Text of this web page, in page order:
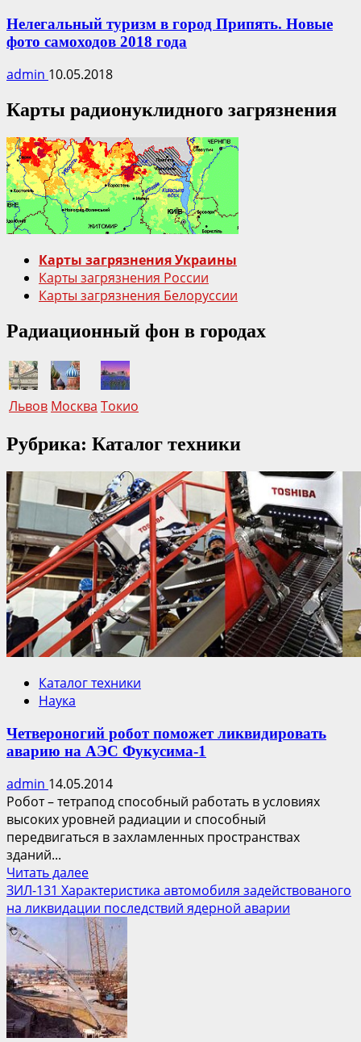
Нелегальный туризм в город Припять. Новые
фото самоходов 2018 года
admin 10.05.2018
Карты радионуклидного загрязнения
Карты загрязнения Украины
Карты загрязнения России
Карты загрязнения Белоруссии
Радиационный фон в городах
Львов Москва Токио
Рубрика: Каталог техники
Каталог техники
Наука
Четвероногий робот поможет ликвидировать
аварию на АЭС Фукусима-1
admin 14.05.2014
Робот – тетрапод способный работать в условиях
высоких уровней радиации и способный
передвигаться в захламленных пространствах
зданий...
Читать далееПрочитать
больше
о
Четвероногий
робот
поможет
ликвидировать
аварию
на
АЭС
ЗИЛ-131 Характеристика автомобиля задействованого
на ликвидации последствий ядерной аварии